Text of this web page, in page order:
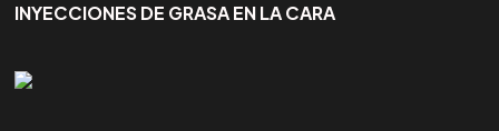
INYECCIONES DE GRASA EN LA CARA